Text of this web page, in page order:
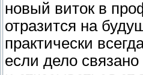
новый виток в
отразится на
практически
если дело